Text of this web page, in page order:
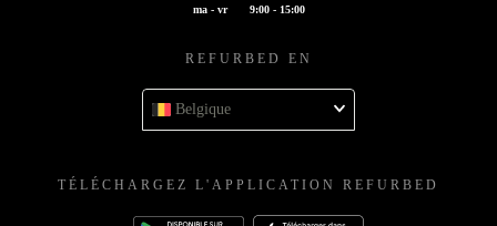
ma - vr 9:00 - 15:00
REFURBED EN
Belgique
TÉLÉCHARGEZ L'APPLICATION REFURBED